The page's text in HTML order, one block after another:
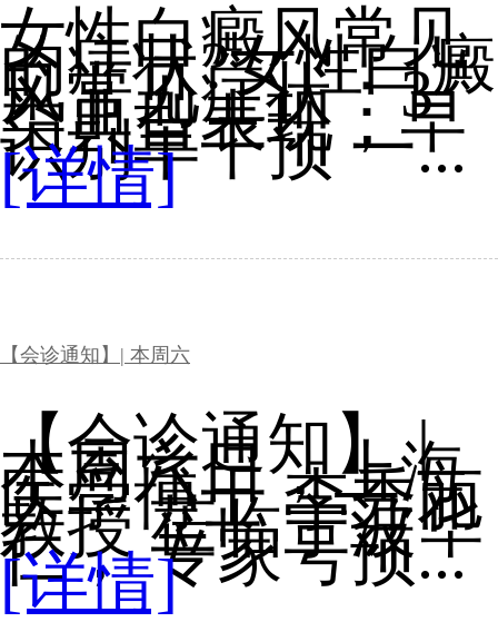
女性白癜风常见
的症状?女性白癜
风常见症状：3
类典型表现，早
识别早干预 一...
[详情]
【会诊通知】| 本周六
【会诊通知】 |
本周六日，上海
医学博士 李秀丽
教授 莅临宁波华
仁， 专家号预...
[详情]